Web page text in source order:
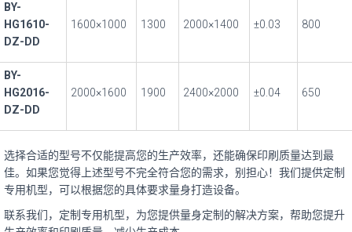
BY-
HG1610-
DZ-DD
1600×1000 1300 2000×1400 ±0.03 800
BY-
HG2016-
DZ-DD
2000×1600 1900 2400×2000 ±0.04 650
选择合适的型号不仅能提高您的生产效率，还能确保印刷质量达到最
佳。如果您觉得上述型号不完全符合您的需求，别担心！我们提供定制
专用机型，可以根据您的具体要求量身打造设备。
联系我们，定制专用机型，为您提供量身定制的解决方案，帮助您提升